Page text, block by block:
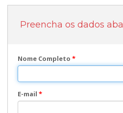
Preencha os dados
Nome Completo *
E-mail *